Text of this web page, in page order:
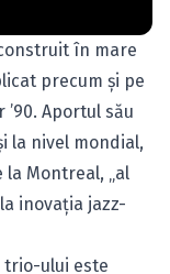
în mare
precum şi pe
Aportul său
la nivel mondial,
Montreal, „al
inovaţia jazz-
trio-ului este